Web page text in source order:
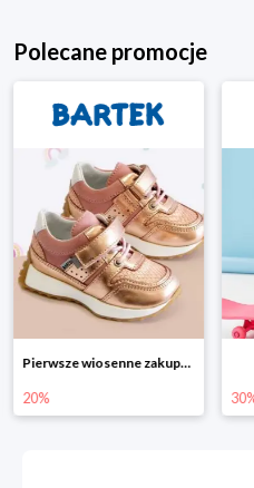
Polecane promocje
Pierwsze wiosenne zakupy -20% -30%